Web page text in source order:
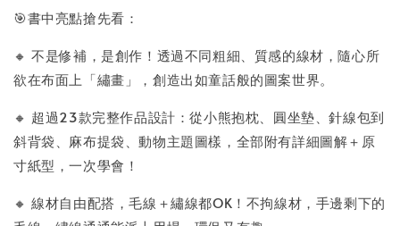
🎯書中亮點搶先看：
🔸 不是修補，是創作！透過不同粗細、質感的線材，隨心所
欲在布面上「繡畫」，創造出如童話般的圖案世界。
🔸 超過23款完整作品設計：從小熊抱枕、圓坐墊、針線包到
斜背袋、麻布提袋、動物主題圖樣，全部附有詳細圖解＋原
寸紙型，一次學會！
🔸 線材自由配搭，毛線＋繡線都OK！不拘線材，手邊剩下的